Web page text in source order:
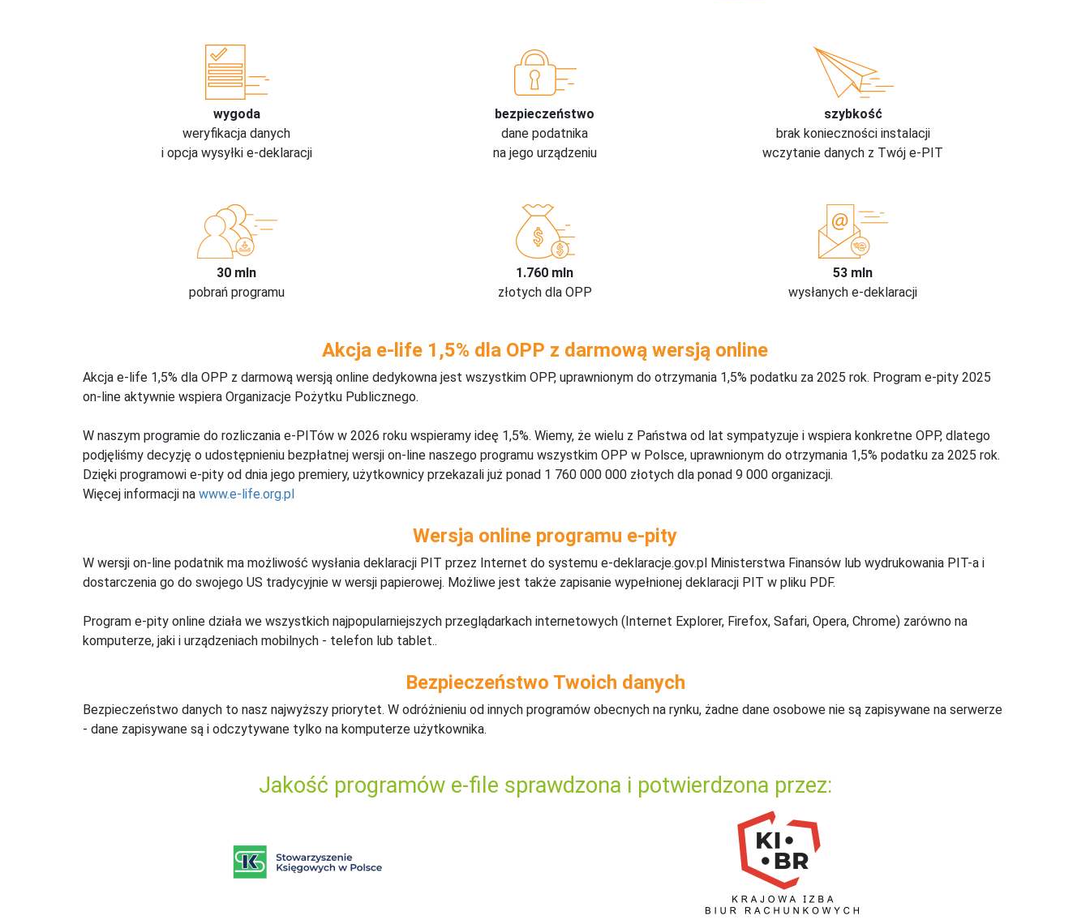
wygoda
weryfikacja danych
i opcja wysyłki e-deklaracji
bezpieczeństwo
dane podatnika
na jego urządzeniu
szybkość
brak konieczności instalacji
wczytanie danych z Twój e-PIT
30 mln
pobrań programu
1.760 mln
złotych dla OPP
53 mln
wysłanych e-deklaracji
Akcja e-life 1,5% dla OPP z darmową wersją online
Akcja e-life 1,5% dla OPP z darmową wersją online dedykowna jest wszystkim OPP, uprawnionym do otrzymania 1,5% podatku za 2025 rok. Program e-pity 2025
on-line aktywnie wspiera Organizacje Pożytku Publicznego.
W naszym programie do rozliczania e-PITów w 2026 roku wspieramy ideę 1,5%. Wiemy, że wielu z Państwa od lat sympatyzuje i wspiera konkretne OPP, dlatego
podjęliśmy decyzję o udostępnieniu bezpłatnej wersji on-line naszego programu wszystkim OPP w Polsce, uprawnionym do otrzymania 1,5% podatku za 2025 rok.
Dzięki programowi e-pity od dnia jego premiery, użytkownicy przekazali już ponad 1 760 000 000 złotych dla ponad 9 000 organizacji.
Więcej informacji na www.e-life.org.pl
Wersja online programu e-pity
W wersji on-line podatnik ma możliwość wysłania deklaracji PIT przez Internet do systemu e-deklaracje.gov.pl Ministerstwa Finansów lub wydrukowania PIT-a i
dostarczenia go do swojego US tradycyjnie w wersji papierowej. Możliwe jest także zapisanie wypełnionej deklaracji PIT w pliku PDF.
Program e-pity online działa we wszystkich najpopularniejszych przeglądarkach internetowych (Internet Explorer, Firefox, Safari, Opera, Chrome) zarówno na
komputerze, jaki i urządzeniach mobilnych - telefon lub tablet..
Bezpieczeństwo Twoich danych
Bezpieczeństwo danych to nasz najwyższy priorytet. W odróżnieniu od innych programów obecnych na rynku, żadne dane osobowe nie są zapisywane na serwerze
- dane zapisywane są i odczytywane tylko na komputerze użytkownika.
Jakość programów e-file sprawdzona i potwierdzona przez: